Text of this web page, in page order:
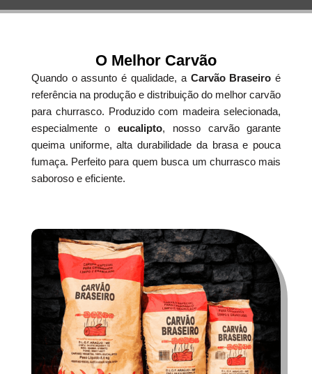
O Melhor Carvão
Quando o assunto é qualidade, a Carvão Braseiro é
referência na produção e distribuição do melhor carvão
para churrasco. Produzido com madeira selecionada,
especialmente oeucalipto, nosso carvão garante
queima uniforme, alta durabilidade da brasa e pouca
fumaça. Perfeito para quem busca um churrasco mais
saboroso e eficiente.